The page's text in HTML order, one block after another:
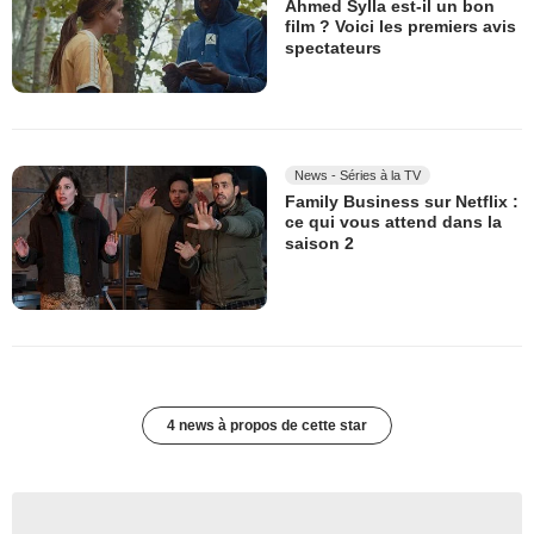
Ahmed Sylla est-il un bon
film ? Voici les premiers avis
spectateurs
News - Séries à la TV
Family Business sur Netflix :
ce qui vous attend dans la
saison 2
4 news à propos de cette star